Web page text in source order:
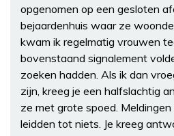
opgenomen op een gesloten
bejaardenhuis waar ze
kwam ik regelmatig vrouwen
bovenstaand signalement
zoeken hadden. Als ik dan
zijn, kreeg je een halfslachtig
ze met grote spoed. Meldingen
leidden tot niets. Je kreeg